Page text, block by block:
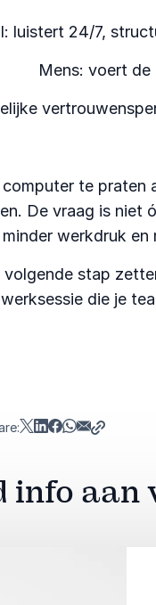
luistert 24/7,
Mens: voert
te
De vraag is
werkdruk
stap
die je
aan